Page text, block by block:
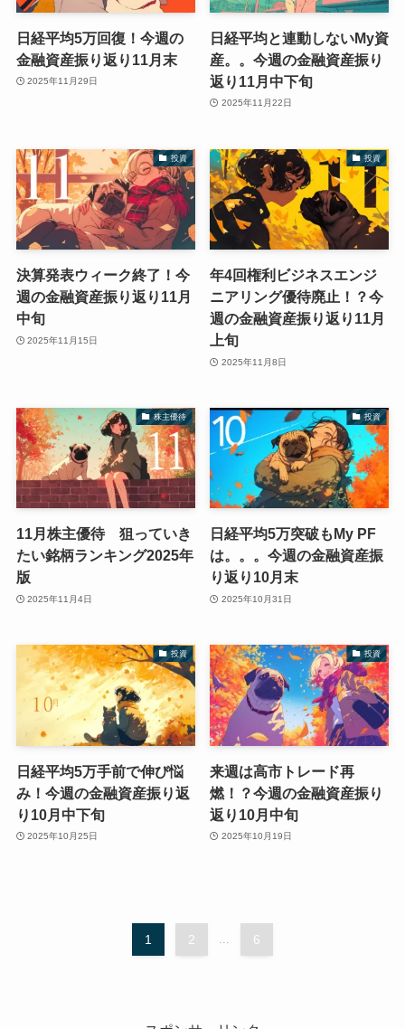
日経平均5万回復！今週の
金融資産振り返り11月末
2025年11月29日
日経平均と連動しないMy資
産。。今週の金融資産振り
返り11月中下旬
2025年11月22日
投資
決算発表ウィーク終了！今
週の金融資産振り返り11月
中旬
2025年11月15日
投資
年4回権利ビジネスエンジ
ニアリング優待廃止！？今
週の金融資産振り返り11月
上旬
2025年11月8日
株主優待
11月株主優待 狙っていき
たい銘柄ランキング2025年
版
2025年11月4日
投資
日経平均5万突破もMy PF
は。。。今週の金融資産振
り返り10月末
2025年10月31日
投資
日経平均5万手前で伸び悩
み！今週の金融資産振り返
り10月中下旬
2025年10月25日
投資
来週は高市トレード再
燃！？今週の金融資産振り
返り10月中旬
2025年10月19日
1 2 6